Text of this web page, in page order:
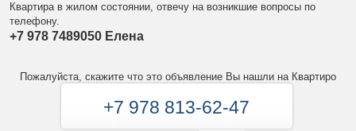
Квартира в жилом состоянии, отвечу на возникшие вопросы по
телефону.
+7 978 7489050 Елена
Пожалуйста, скажите что это объявление Вы нашли на Квартиро
+7 978 813-62-47